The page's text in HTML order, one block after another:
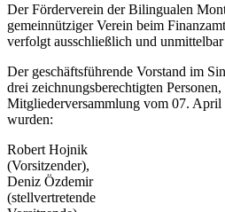
Der Förderverein der Bilingualen
gemeinnütziger Verein beim
verfolgt ausschließlich und
Der geschäftsführende Vorstand im
drei zeichnungsberechtigten
Mitgliederversammlung vom 07.
wurden:
Robert Hojnik
(Vorsitzender),
Deniz Özdemir
(stellvertretende